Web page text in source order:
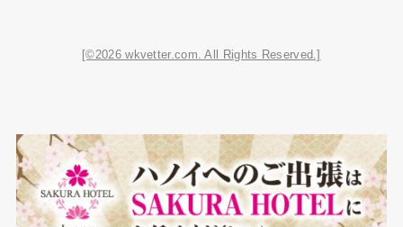
[©2026 wkvetter.com. All Rights Reserved.]